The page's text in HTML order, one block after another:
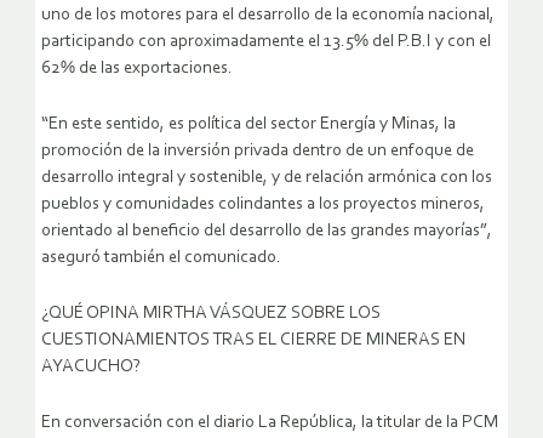
uno de los motores para el desarrollo de la economía nacional,
participando con aproximadamente el 13.5% del P.B.I y con el
62% de las exportaciones.
“En este sentido, es política del sector Energía y Minas, la
promoción de la inversión privada dentro de un enfoque de
desarrollo integral y sostenible, y de relación armónica con los
pueblos y comunidades colindantes a los proyectos mineros,
orientado al beneficio del desarrollo de las grandes mayorías”,
aseguró también el comunicado.
¿QUÉ OPINA MIRTHA VÁSQUEZ SOBRE LOS
CUESTIONAMIENTOS TRAS EL CIERRE DE MINERAS EN
AYACUCHO?
En conversación con el diario La República, la titular de la PCM